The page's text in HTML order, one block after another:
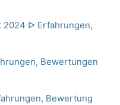
2024 ᐅ Erfahrungen,
Bewertungen
Bewertung